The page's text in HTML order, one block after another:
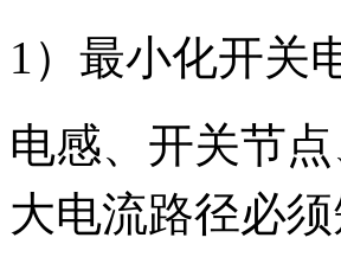
1）最小化开关
电感、开关节
大电流路径必